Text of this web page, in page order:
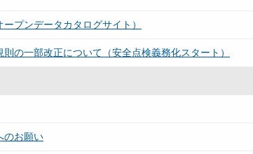
プンデータカタログサイト）
の一部改正について（安全点検義務化スタート）
のお願い